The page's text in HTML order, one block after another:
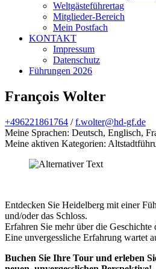
Weltgästeführertag
Mitglieder-Bereich
Mein Postfach
KONTAKT
Impressum
Datenschutz
Führungen 2026
François Wolter
+496221861764 /f.wolter@hd-gf.de
Meine Sprachen: Deutsch, Englisch,
Meine aktiven Kategorien:
Entdecken Sie Heidelberg mit einer
und/oder das Schloss.
Erfahren Sie mehr über die Geschichte
Eine unvergessliche Erfahrung wartet
Buchen Sie Ihre Tour und erleben